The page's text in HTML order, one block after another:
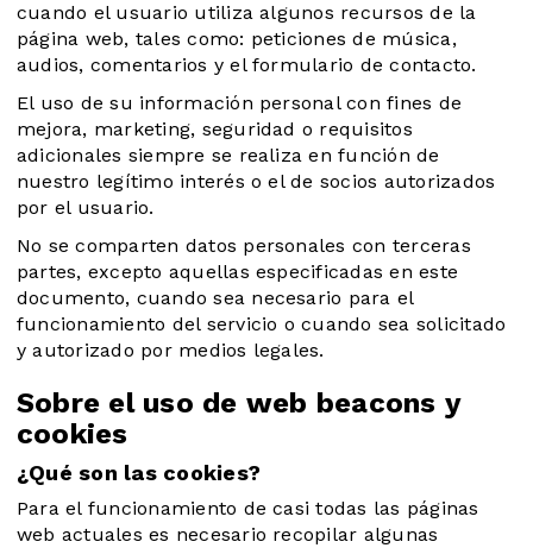
cuando el usuario utiliza algunos recursos de la
página web, tales como: peticiones de música,
audios, comentarios y el formulario de contacto.
El uso de su información personal con fines de
mejora, marketing, seguridad o requisitos
adicionales siempre se realiza en función de
nuestro legítimo interés o el de socios autorizados
por el usuario.
No se comparten datos personales con terceras
partes, excepto aquellas especificadas en este
documento, cuando sea necesario para el
funcionamiento del servicio o cuando sea solicitado
y autorizado por medios legales.
Sobre el uso de web beacons y
cookies
¿Qué son las cookies?
Para el funcionamiento de casi todas las páginas
web actuales es necesario recopilar algunas